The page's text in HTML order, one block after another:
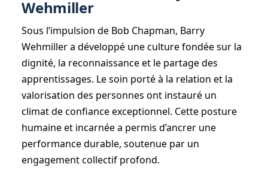
Wehmiller
Sous l’impulsion de Bob Chapman, Barry
Wehmiller a développé une culture fondée sur la
dignité, la reconnaissance et le partage des
apprentissages. Le soin porté à la relation et la
valorisation des personnes ont instauré un
climat de confiance exceptionnel. Cette posture
humaine et incarnée a permis d’ancrer une
performance durable, soutenue par un
engagement collectif profond.